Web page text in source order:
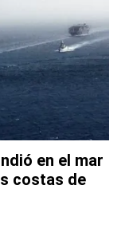
en el mar
costas de